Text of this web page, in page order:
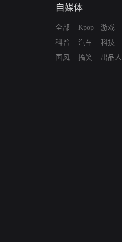
自媒体
全部
科普
国风
Kpop
汽车
搞笑
游戏
科技
出品人